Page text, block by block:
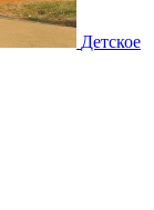
Детское